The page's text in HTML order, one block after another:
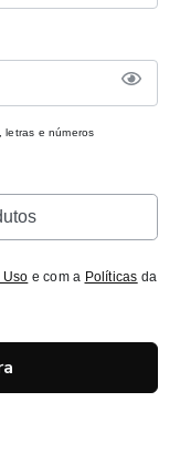
letras e números
Uso e com a Políticas da